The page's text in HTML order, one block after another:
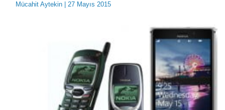
Mücahit Aytekin | 27 Mayıs 2015